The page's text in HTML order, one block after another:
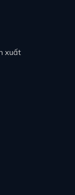
xuất